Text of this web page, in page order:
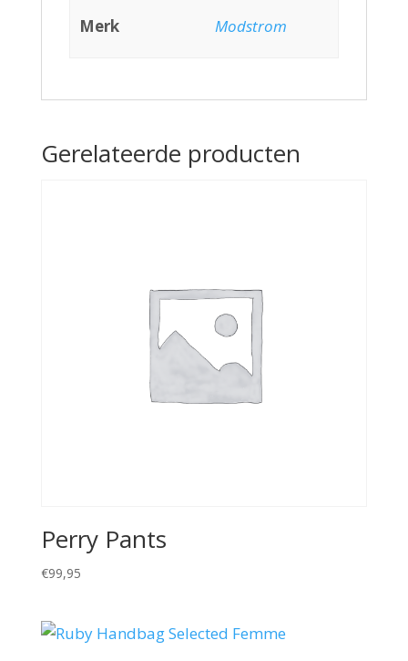
Merk Modstrom
Gerelateerde producten
Perry Pants
€99,95